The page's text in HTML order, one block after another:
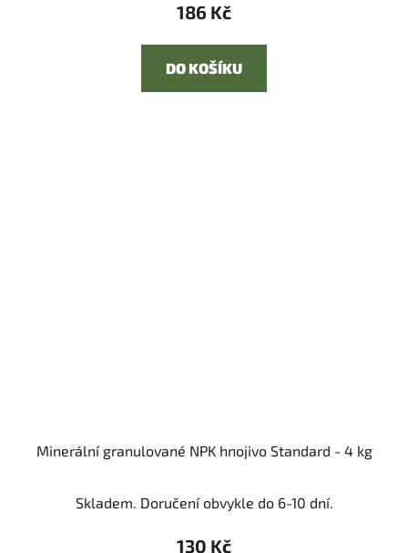
186 Kč
DO KOŠÍKU
Minerální granulované NPK hnojivo Standard - 4 kg
Skladem. Doručení obvykle do 6-10 dní.
130 Kč